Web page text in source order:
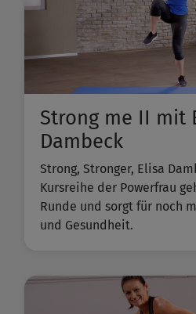
Strong me II mit
Dambeck
Strong, Stronger, Elisa
Kursreihe der Powerfrau
Runde und sorgt für noch
und Gesundheit.